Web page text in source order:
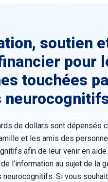
soutien
pour
touchées
de dollars sont dépensés
et les amis des
afin de leur venir en
l’information au sujet de la
neurocognitifs. Si vous